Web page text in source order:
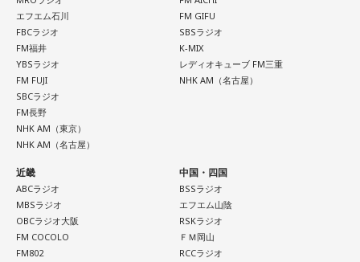
エフエム石川
FBCラジオ
FM福井
YBSラジオ
FM FUJI
SBCラジオ
FM長野
NHK AM（東京）
NHK AM（名古屋）
FM GIFU
SBSラジオ
K-MIX
レディオキューブ FM三重
NHK AM（名古屋）
近畿
ABCラジオ
MBSラジオ
OBCラジオ大阪
FM COCOLO
FM802
中国・四国
BSSラジオ
エフエム山陰
RSKラジオ
ＦＭ岡山
RCCラジオ